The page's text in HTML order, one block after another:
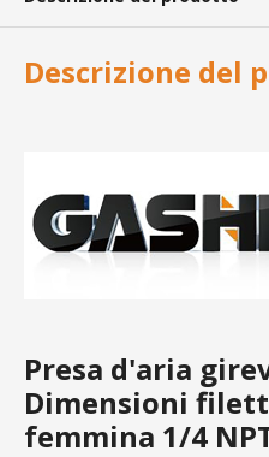
Descrizione del
Presa d'aria
Dimensioni
femmina 1/4